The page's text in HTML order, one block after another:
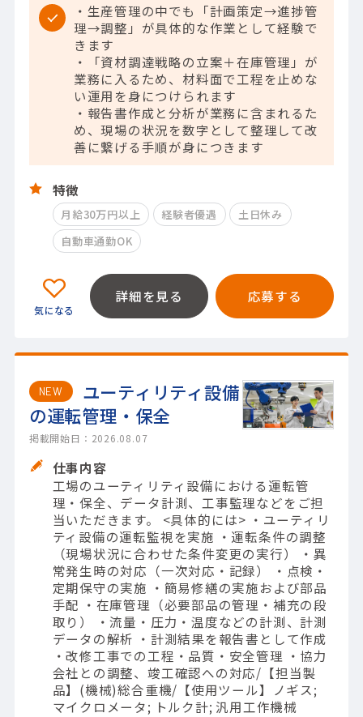
・生産管理の中でも「計画策定→進捗管
理→調整」が具体的な作業として経験で
きます
・「資材調達戦略の立案＋在庫管理」が
業務に入るため、材料面で工程を止めな
い運用を身につけられます
・報告書作成と分析が業務に含まれるた
め、現場の状況を数字として整理して改
善に繋げる手順が身につきます
特徴
月給30万円以上 経験者優遇
土日休み
自動車通勤OK
詳細を見る 応募する
NEW
ユーティリティ設備
の運転管理・保全
掲載開始日：2026.08.07
仕事内容
工場のユーティリティ設備における運転管
理・保全、データ計測、工事監理などをご担
当いただきます。 <具体的には> ・ユーティリ
ティ設備の運転監視を実施 ・運転条件の調整
（現場状況に合わせた条件変更の実行） ・異
常発生時の対応（一次対応・記録） ・点検・
定期保守の実施 ・簡易修繕の実施および部品
手配 ・在庫管理（必要部品の管理・補充の段
取り） ・流量・圧力・温度などの計測、計測
データの解析 ・計測結果を報告書として作成
・改修工事での工程・品質・安全管理 ・協力
会社との調整、竣工確認への対応/【担当製
品】(機械)総合重機/【使用ツール】ノギス;
マイクロメータ; トルク計; 汎用工作機械